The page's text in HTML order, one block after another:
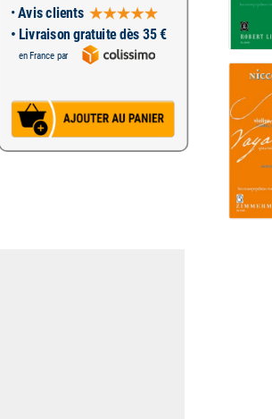
•Avis clients
• Livraison gratuite dès 35 €
en France par